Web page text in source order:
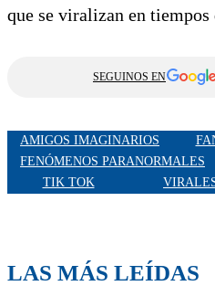
que se viralizan en
SEGUINOS EN
AMIGOS IMAGINARIOS
FENÓMENOS PARANORMALES
TIK TOK
LAS MÁS LEÍDAS